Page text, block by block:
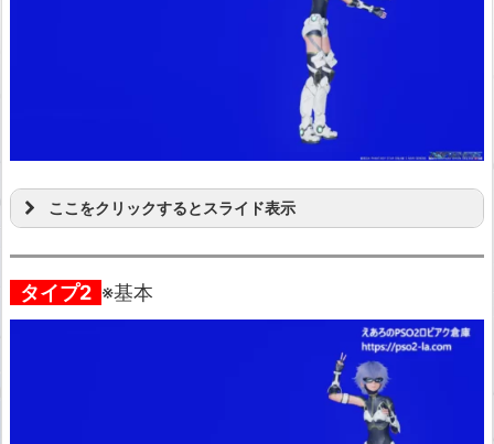
ここをクリックするとスライド表示
タイプ2 ※基本